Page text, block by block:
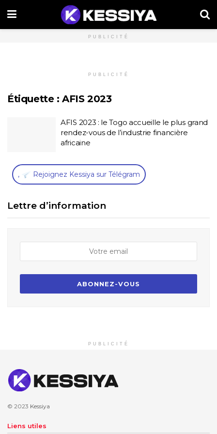
PUBLICITÉ
PUBLICITÉ
Étiquette :AFIS 2023
AFIS 2023 : le Togo accueille le plus grand
rendez-vous de l’industrie financière
africaine
, Rejoignez Kessiya sur Télégram
Lettre d’information
PUBLICITÉ
© 2023 Kessiya
Liens utiles